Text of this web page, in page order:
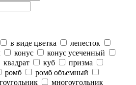
в виде цветка
лепесток
конус
конус усеченный
квадрат куб
призма
ромб
ромб объемный
многоугольник